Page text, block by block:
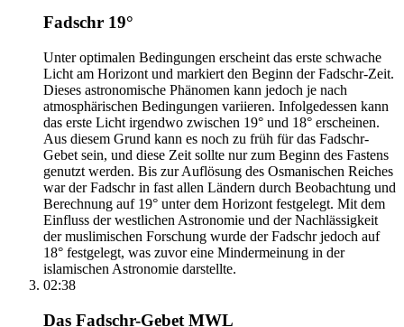
Fadschr 19°
Unter optimalen Bedingungen erscheint das erste schwache
Licht am Horizont und markiert den Beginn der Fadschr-Zeit.
Dieses astronomische Phänomen kann jedoch je nach
atmosphärischen Bedingungen variieren. Infolgedessen kann
das erste Licht irgendwo zwischen 19° und 18° erscheinen.
Aus diesem Grund kann es noch zu früh für das Fadschr-
Gebet sein, und diese Zeit sollte nur zum Beginn des Fastens
genutzt werden. Bis zur Auflösung des Osmanischen Reiches
war der Fadschr in fast allen Ländern durch Beobachtung und
Berechnung auf 19° unter dem Horizont festgelegt. Mit dem
Einfluss der westlichen Astronomie und der Nachlässigkeit
der muslimischen Forschung wurde der Fadschr jedoch auf
18° festgelegt, was zuvor eine Mindermeinung in der
islamischen Astronomie darstellte.
02:38
Das Fadschr-Gebet MWL